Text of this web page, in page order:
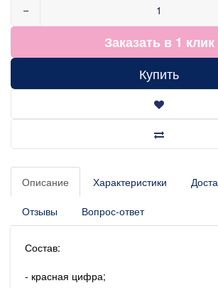
−
Заказать в 1 клик
Купить
Описание Характеристики
Отзывы Вопрос-ответ
Состав:
- красная цифра;